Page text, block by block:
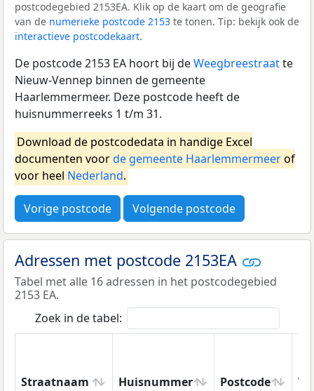
postcodegebied 2153EA. Klik op de kaart om de geografie
van de numerieke postcode 2153 te tonen. Tip: bekijk ook de
interactieve postcodekaart.
De postcode 2153 EA hoort bij deWeegbreestraatte
Nieuw-Vennep binnen de gemeente
Haarlemmermeer. Deze postcode heeft de
huisnummerreeks 1 t/m 31.
Download de postcodedata in handige Excel
documenten voorde gemeente Haarlemmermeerof
voor heel Nederland.
Vorige postcode Volgende postcode
Adressen met postcode 2153EA
Tabel met alle 16 adressen in het postcodegebied
2153 EA.
Zoek in de tabel:
Straatnaam Huisnummer Postcode